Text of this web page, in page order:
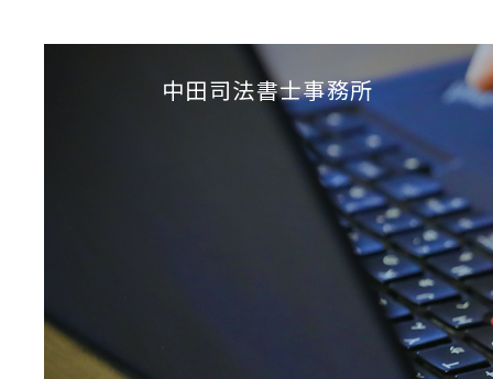
中田司法書士事務所